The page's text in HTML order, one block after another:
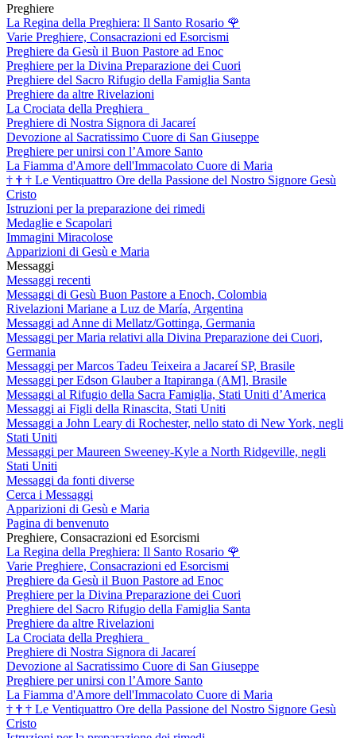
Preghiere
La Regina della Preghiera: Il Santo Rosario 🌹
Varie Preghiere, Consacrazioni ed Esorcismi
Preghiere da Gesù il Buon Pastore ad Enoc
Preghiere per la Divina Preparazione dei Cuori
Preghiere del Sacro Rifugio della Famiglia Santa
Preghiere da altre Rivelazioni
La Crociata della Preghiera
Preghiere di Nostra Signora di Jacareí
Devozione al Sacratissimo Cuore di San Giuseppe
Preghiere per unirsi con l’Amore Santo
La Fiamma d'Amore dell'Immacolato Cuore di Maria
† † † Le Ventiquattro Ore della Passione del Nostro Signore Gesù
Cristo
Istruzioni per la preparazione dei rimedi
Medaglie e Scapolari
Immagini Miracolose
Apparizioni di Gesù e Maria
Messaggi
Messaggi recenti
Messaggi di Gesù Buon Pastore a Enoch, Colombia
Rivelazioni Mariane a Luz de María, Argentina
Messaggi ad Anne di Mellatz/Gottinga, Germania
Messaggi per Maria relativi alla Divina Preparazione dei Cuori,
Germania
Messaggi per Marcos Tadeu Teixeira a Jacareí SP, Brasile
Messaggi per Edson Glauber a Itapiranga (AM], Brasile
Messaggi al Rifugio della Sacra Famiglia, Stati Uniti d’America
Messaggi ai Figli della Rinascita, Stati Uniti
Messaggi a John Leary di Rochester, nello stato di New York, negli
Stati Uniti
Messaggi per Maureen Sweeney-Kyle a North Ridgeville, negli
Stati Uniti
Messaggi da fonti diverse
Cerca i Messaggi
Apparizioni di Gesù e Maria
Pagina di benvenuto
Preghiere, Consacrazioni ed Esorcismi
La Regina della Preghiera: Il Santo Rosario 🌹
Varie Preghiere, Consacrazioni ed Esorcismi
Preghiere da Gesù il Buon Pastore ad Enoc
Preghiere per la Divina Preparazione dei Cuori
Preghiere del Sacro Rifugio della Famiglia Santa
Preghiere da altre Rivelazioni
La Crociata della Preghiera
Preghiere di Nostra Signora di Jacareí
Devozione al Sacratissimo Cuore di San Giuseppe
Preghiere per unirsi con l’Amore Santo
La Fiamma d'Amore dell'Immacolato Cuore di Maria
† † † Le Ventiquattro Ore della Passione del Nostro Signore Gesù
Cristo